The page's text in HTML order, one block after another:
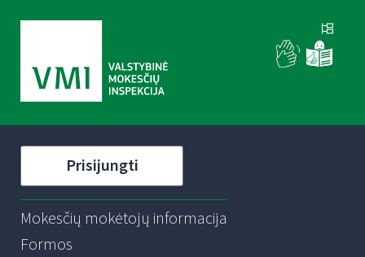
Prisijungti
Mokesčių mokėtojų informacija
Formos